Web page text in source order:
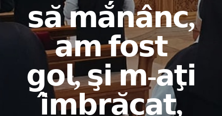
𝘀𝗮̆ 𝗺𝗮̆𝗻𝗮̂𝗻𝗰,
𝗮𝗺 𝗳𝗼𝘀𝘁
𝗴𝗼𝗹, 𝘀̧𝗶 𝗺-𝗮𝘁̧𝗶
𝗶̂𝗺𝗯𝗿𝗮̆𝗰𝗮𝘁,